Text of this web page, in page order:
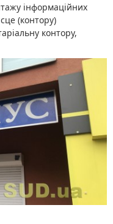
інформаційних
(контору)
контору,